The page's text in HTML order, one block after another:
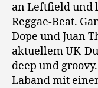
an Leftfield und
Reggae-Beat.
Dope und Juan
aktuellem UK-
deep und
Laband mit